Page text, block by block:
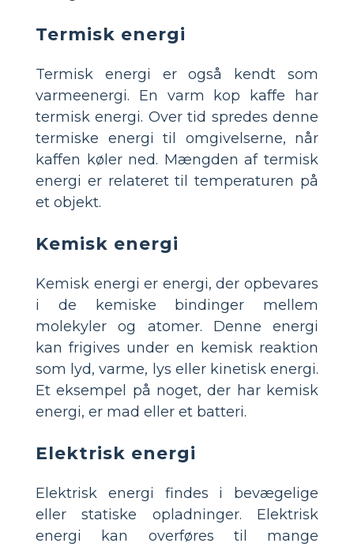
Termisk energi
Termisk energi er også kendt som
varmeenergi. En varm kop kaffe har
termisk energi. Over tid spredes denne
termiske energi til omgivelserne, når
kaffen køler ned. Mængden af termisk
energi er relateret til temperaturen på
et objekt.
Kemisk energi
Kemisk energi er energi, der opbevares
i de kemiske bindinger mellem
molekyler og atomer. Denne energi
kan frigives under en kemisk reaktion
som lyd, varme, lys eller kinetisk energi.
Et eksempel på noget, der har kemisk
energi, er mad eller et batteri.
Elektrisk energi
Elektrisk energi findes i bevægelige
eller statiske opladninger. Elektrisk
energi kan overføres til mange